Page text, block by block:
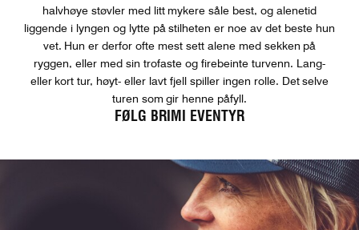
halvhøye støvler med litt mykere såle best, og alenetid
liggende i lyngen og lytte på stilheten er noe av det beste hun
vet. Hun er derfor ofte mest sett alene med sekken på
ryggen, eller med sin trofaste og firebeinte turvenn. Lang-
eller kort tur, høyt- eller lavt fjell spiller ingen rolle. Det selve
turen som gir henne påfyll.
FØLG BRIMI EVENTYR